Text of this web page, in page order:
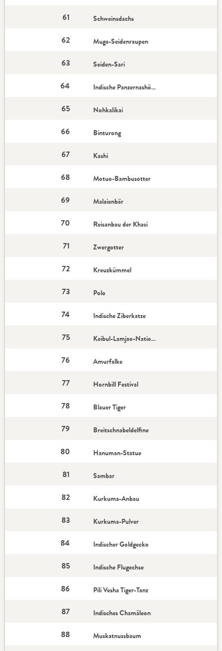
61 Schweinsdachs
62 Muga-Seidenraupen
63 Seiden-Sari
64 Indische Panzernashörner
65 Nohkalikai
66 Binturong
67 Kashi
68 Motuo-Bambusotter
69 Malaienbär
70 Reisanbau der Khasi
71 Zwergotter
72 Kreuzkümmel
73 Polo
74 Indische Ziberkatze
75 Keibul-Lamjao-Nationalpark
76 Amurfalke
77 Hornbill Festival
78 Blauer Tiger
79 Breitschnabeldelfine
80 Hanuman-Statue
81 Sambar
82 Kurkuma-Anbau
83 Kurkuma-Pulver
84 Indischer Goldgecko
85 Indische Flugechse
86 Pili Vesha Tiger-Tanz
87 Indisches Chamäleon
88 Muskatnussbaum